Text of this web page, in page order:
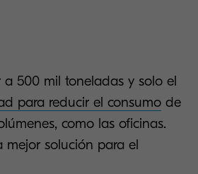
500 mil toneladas y solo el
para reducir el consumode
como las oficinas.
mejor solución para el